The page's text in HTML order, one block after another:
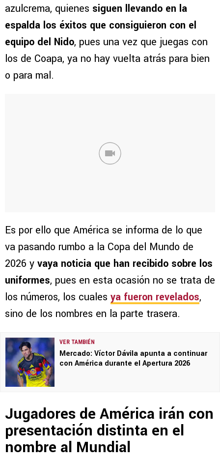
azulcrema, quienes siguen llevando en la
espalda los éxitos que consiguieron con el
equipo del Nido, pues una vez que juegas con
los de Coapa, ya no hay vuelta atrás para bien
o para mal.
Es por ello que América se informa de lo que
va pasando rumbo a la Copa del Mundo de
2026 y vaya noticia que han recibido sobre los
uniformes, pues en esta ocasión no se trata de
los números, los cuales ya fueron revelados,
sino de los nombres en la parte trasera.
VER TAMBIÉN
Mercado: Víctor Dávila apunta a continuar
con América durante el Apertura 2026
Jugadores de América irán con
presentación distinta en el
nombre al Mundial